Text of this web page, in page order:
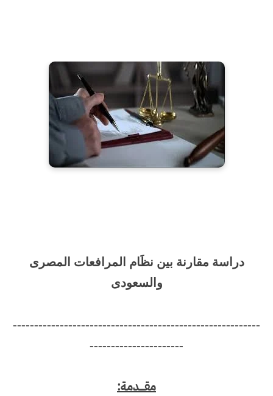
دراسة مقارنة بين نظَام المرافعات المصرى
والسعودى
----------------------------------------------------------
----------------------
مقــــدمة: